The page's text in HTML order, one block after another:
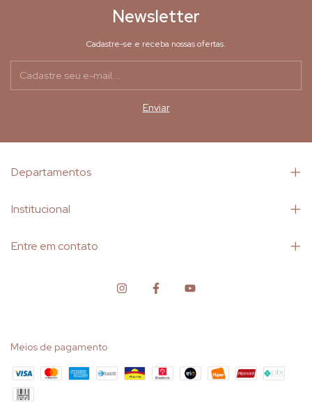
Newsletter
Cadastre-se e receba nossas ofertas.
Departamentos
Institucional
Entre em contato
Meios de pagamento